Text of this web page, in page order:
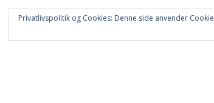
Privatlivspolitik og Cookies: Denne side anvender